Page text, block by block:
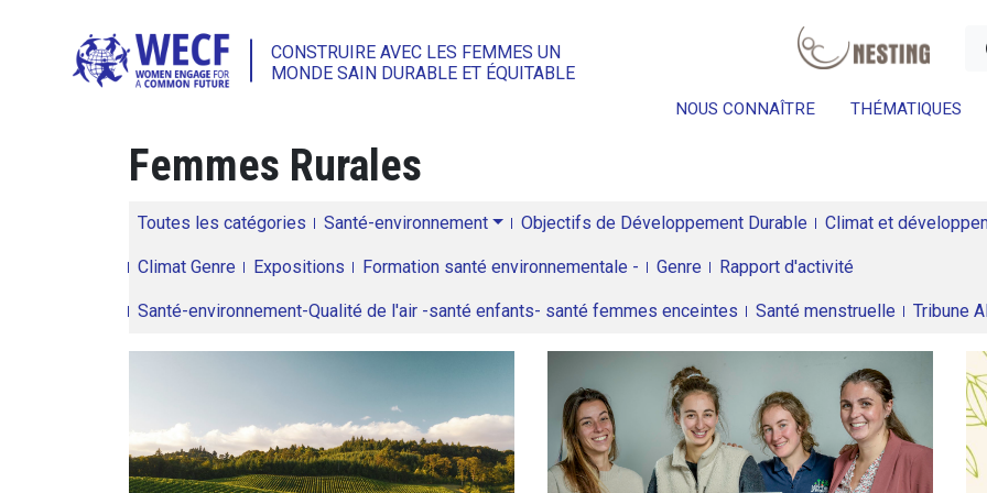
CONSTRUIRE AVEC LES FEMMES UN
MONDE SAIN DURABLE ET ÉQUITABLE
NOUS CONNAÎTRE THÉMATIQUES
Femmes Rurales
Toutes les catégories Santé-environnement Objectifs de Développement Durable Climat et
Climat Genre Expositions Formation santé environnementale - Genre Rapport d'activité
Santé-environnement-Qualité de l'air -santé enfants- santé femmes enceintes Santé menstruelle Tribune